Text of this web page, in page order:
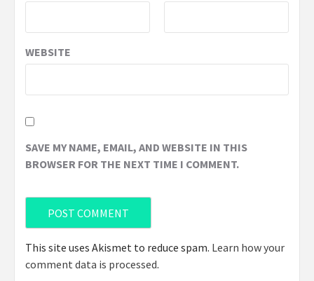
WEBSITE
SAVE MY NAME, EMAIL, AND WEBSITE IN THIS
BROWSER FOR THE NEXT TIME I COMMENT.
This site uses Akismet to reduce spam. Learn how your
comment data is processed.